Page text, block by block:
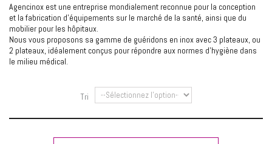
Agencinox est une entreprise mondialement reconnue pour la conception
et la fabrication d'équipements sur le marché de la santé, ainsi que du
mobilier pour les hôpitaux.
Nous vous proposons sa gamme de guéridons en inox avec3 plateaux, ou
2 plateaux, idéalement conçus pour répondre aux normes d'hygiène dans
le milieu médical.
Tri